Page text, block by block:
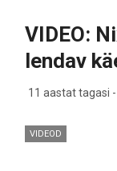
VIDEO:
lendav
11 aastat tagasi
VIDEOD